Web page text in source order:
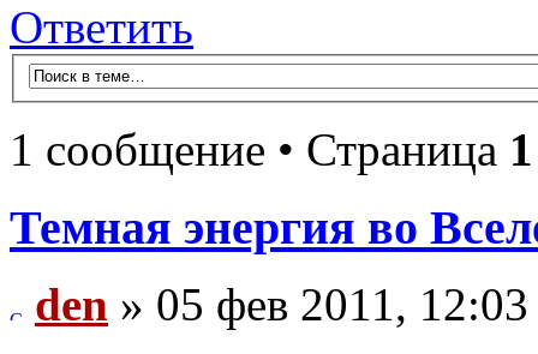
Ответить
1 сообщение • Страница 1
Темная энергия во
den » 05 фев 2011, 12:03